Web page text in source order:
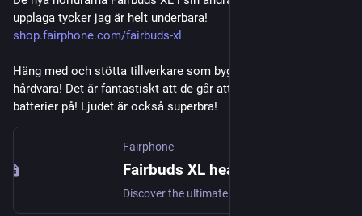
upplaga tycker jag är helt underbara!
shop.fairphone.com/fairbuds-xl
Häng med och stötta tillverkare som bygger mer hållbar
hårdvara! Det är fantastiskt att de går att reparera och byta
batterier på! Ljudet är också superbra!
Fairphone